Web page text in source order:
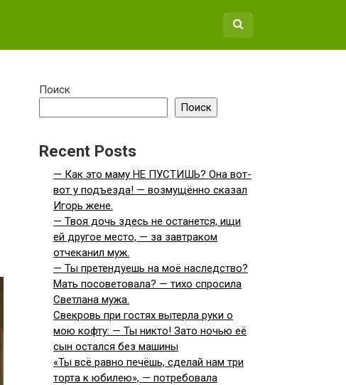
Поиск
Поиск
Recent Posts
— Как это маму НЕ ПУСТИШЬ? Она вот-
вот у подъезда! — возмущённо сказал
Игорь жене.
— Твоя дочь здесь не останется, ищи
ей другое место, — за завтраком
отчеканил муж.
— Ты претендуешь на моё наследство?
Мать посоветовала? — тихо спросила
Светлана мужа.
Свекровь при гостях вытерла руки о
мою кофту: — Ты никто! Зато ночью её
сын остался без машины
«Ты всё равно печёшь, сделай нам три
торта к юбилею», — потребовала